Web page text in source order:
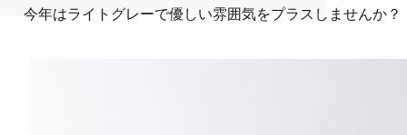
今年はライトグレーで優しい雰囲気をプラスしませんか？